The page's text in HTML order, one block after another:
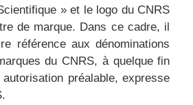
» et le logo du CNRS
de marque. Dans ce cadre, il
référence aux dénominations
du CNRS, à quelque fin
préalable, expresse